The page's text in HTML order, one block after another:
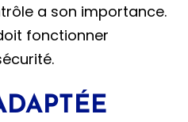
a son importance.
fonctionner